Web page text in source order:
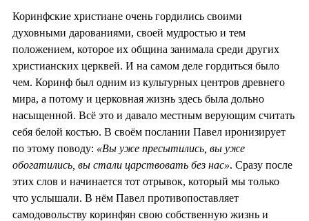
Коринфские христиане очень гордились своими
духовными дарованиями, своей мудростью и тем
положением, которое их община занимала среди других
христианских церквей. И на самом деле гордиться было
чем. Коринф был одним из культурных центров древнего
мира, а потому и церковная жизнь здесь была дольно
насыщенной. Всё это и давало местным верующим считать
себя белой костью. В своём послании Павел иронизирует
по этому поводу: «Вы уже пресытились, вы уже
обогатились, вы стали царствовать без нас». Сразу после
этих слов и начинается тот отрывок, который мы только
что услышали. В нём Павел противопоставляет
самодовольству коринфян свою собственную жизнь и